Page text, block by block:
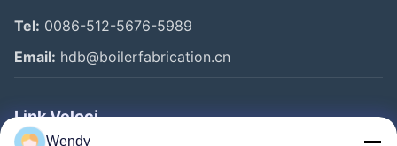
Tel: 0086-512-5676-5989
Email: hdb@boilerfabrication.cn
Link Veloci
Wendy